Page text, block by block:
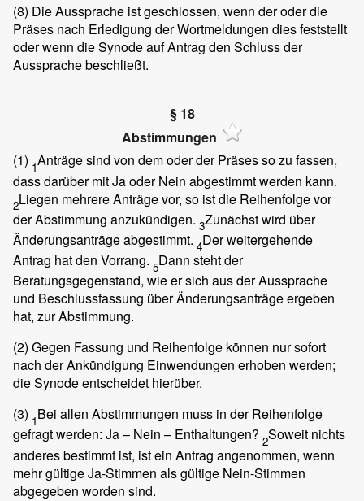
(8) Die Aussprache ist geschlossen, wenn der oder die
Präses nach Erledigung der Wortmeldungen dies feststellt
oder wenn die Synode auf Antrag den Schluss der
Aussprache beschließt.
§ 18
Abstimmungen
(1) 1Anträge sind von dem oder der Präses so zu fassen,
dass darüber mit Ja oder Nein abgestimmt werden kann.
2Liegen mehrere Anträge vor, so ist die Reihenfolge vor
der Abstimmung anzukündigen. 3Zunächst wird über
Änderungsanträge abgestimmt. 4Der weitergehende
Antrag hat den Vorrang. 5Dann steht der
Beratungsgegenstand, wie er sich aus der Aussprache
und Beschlussfassung über Änderungsanträge ergeben
hat, zur Abstimmung.
(2) Gegen Fassung und Reihenfolge können nur sofort
nach der Ankündigung Einwendungen erhoben werden;
die Synode entscheidet hierüber.
(3) 1Bei allen Abstimmungen muss in der Reihenfolge
gefragt werden: Ja – Nein – Enthaltungen? 2Soweit nichts
anderes bestimmt ist, ist ein Antrag angenommen, wenn
mehr gültige Ja-Stimmen als gültige Nein-Stimmen
abgegeben worden sind.